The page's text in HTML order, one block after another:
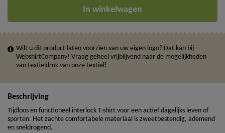
In winkelwagen
Wilt u dit product laten voorzien van uw eigen logo? Dat kan bij
WebshirtCompany! Vraag geheel vrijblijvend naar de mogelijkheden
van textieldruk van onze textiel!
Beschrijving
Tijdloos en functioneel interlock T-shirt voor een actief dagelijks leven of
sporten. Het zachte comfortabele materiaal is zweetbestendig, ademend
en sneldrogend.